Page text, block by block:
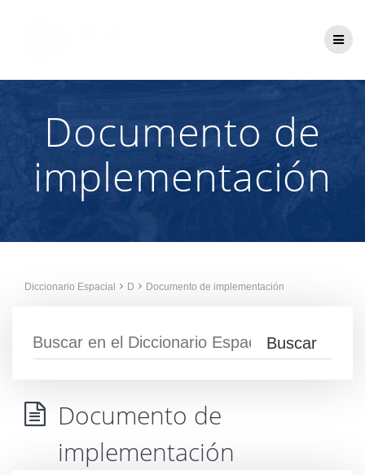
Documento de
implementación
Diccionario Espacial D Documento de implementación
Documento de
implementación